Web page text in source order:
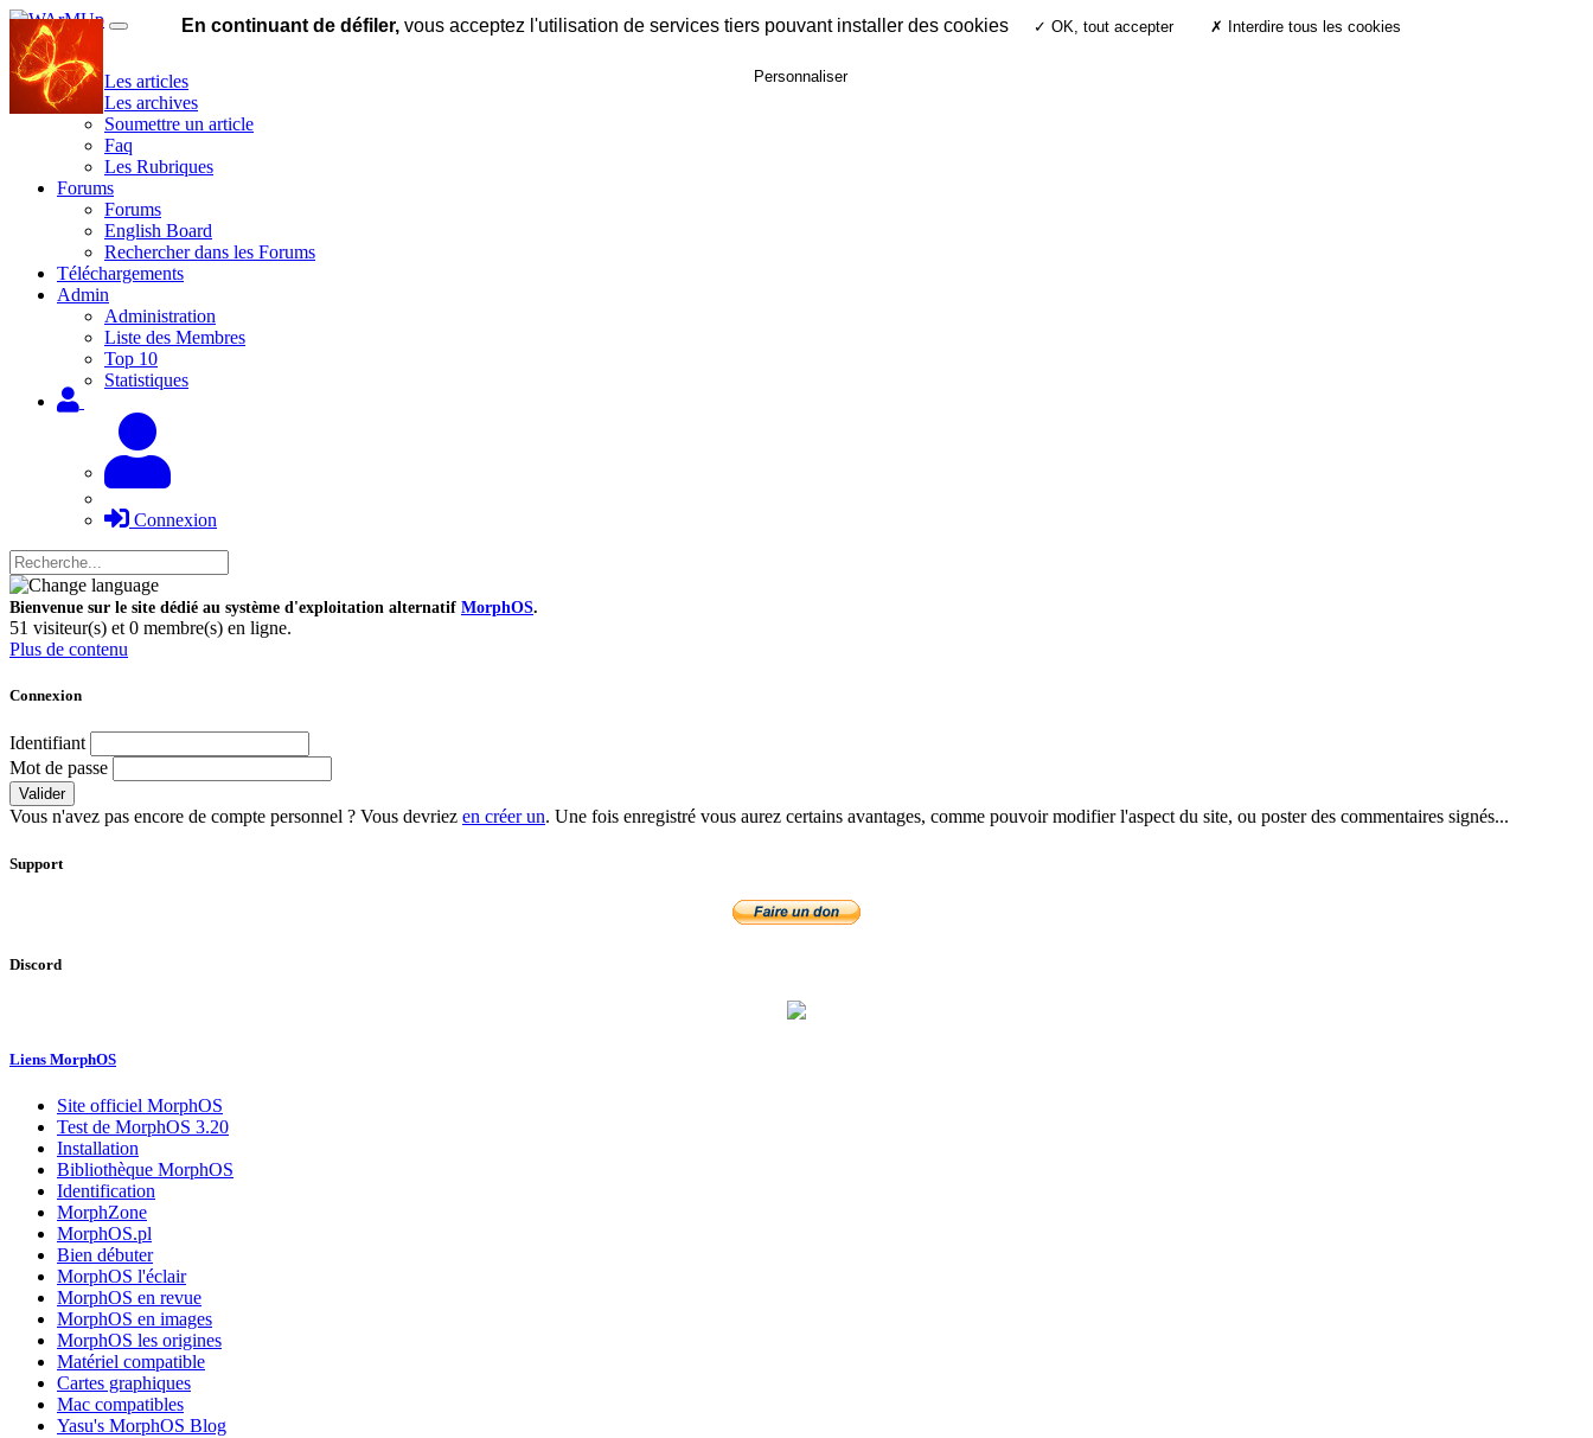
Site
Les articles
Les archives
Soumettre un article
Faq
Les Rubriques
Forums
Forums
English Board
Rechercher dans les Forums
Téléchargements
Admin
Administration
Liste des Membres
Top 10
Statistiques
Connexion
Bienvenue sur le site dédié au système d'exploitation alternatif MorphOS.
51 visiteur(s) et 0 membre(s) en ligne.
Plus de contenu
Connexion
Identifiant
Mot de passe
Valider
Vous n'avez pas encore de compte personnel ? Vous devriez en créer un. Une fois enregistré vous aurez certains avantages, comme pouvoir modifier l'aspect du site, ou poster des commentaires signés...
Support
Discord
Liens MorphOS
Site officiel MorphOS
Test de MorphOS 3.20
Installation
Bibliothèque MorphOS
Identification
MorphZone
MorphOS.pl
Bien débuter
MorphOS l'éclair
MorphOS en revue
MorphOS en images
MorphOS les origines
Matériel compatible
Cartes graphiques
Mac compatibles
Yasu's MorphOS Blog
En continuant de défiler,vous acceptez l'utilisation de services tiers pouvant installer des cookies ✓ OK, tout accepter ✗ Interdire tous les cookies
Personnaliser